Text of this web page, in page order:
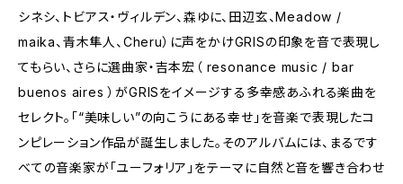
シネシ、トビアス・ヴィルデン、森ゆに、田辺玄、Meadow /
maika、青木隼人、Cheru）に声をかけGRISの印象を音で表現し
てもらい、さらに選曲家・吉本宏（ resonance music / bar
buenos aires ）がGRISをイメージする多幸感あふれる楽曲を
セレクト。「“美味しい”の向こうにある幸せ」を音楽で表現したコ
ンピレーション作品が誕生しました。そのアルバムには、まるです
べての音楽家が「ユーフォリア」をテーマに自然と音を響き合わせ